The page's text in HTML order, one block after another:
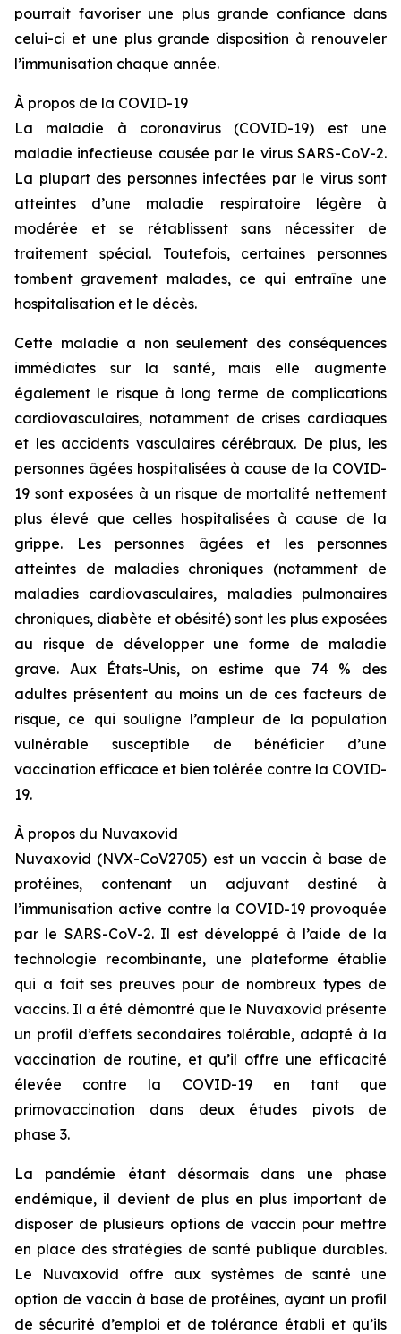
pourrait favoriser une plus grande confiance dans
celui-ci et une plus grande disposition à renouveler
l’immunisation chaque année.
À propos de la COVID-19
La maladie à coronavirus (COVID-19) est une
maladie infectieuse causée par le virus SARS-CoV-2.
La plupart des personnes infectées par le virus sont
atteintes d’une maladie respiratoire légère à
modérée et se rétablissent sans nécessiter de
traitement spécial. Toutefois, certaines personnes
tombent gravement malades, ce qui entraîne une
hospitalisation et le décès.
Cette maladie a non seulement des conséquences
immédiates sur la santé, mais elle augmente
également le risque à long terme de complications
cardiovasculaires, notamment de crises cardiaques
et les accidents vasculaires cérébraux. De plus, les
personnes âgées hospitalisées à cause de la COVID-
19 sont exposées à un risque de mortalité nettement
plus élevé que celles hospitalisées à cause de la
grippe. Les personnes âgées et les personnes
atteintes de maladies chroniques (notamment de
maladies cardiovasculaires, maladies pulmonaires
chroniques, diabète et obésité) sont les plus exposées
au risque de développer une forme de maladie
grave. Aux États-Unis, on estime que 74 % des
adultes présentent au moins un de ces facteurs de
risque, ce qui souligne l’ampleur de la population
vulnérable susceptible de bénéficier d’une
vaccination efficace et bien tolérée contre la COVID-
19.
À propos du Nuvaxovid
Nuvaxovid (NVX-CoV2705) est un vaccin à base de
protéines, contenant un adjuvant destiné à
l’immunisation active contre la COVID-19 provoquée
par le SARS-CoV-2. Il est développé à l’aide de la
technologie recombinante, une plateforme établie
qui a fait ses preuves pour de nombreux types de
vaccins. Il a été démontré que le Nuvaxovid présente
un profil d’effets secondaires tolérable, adapté à la
vaccination de routine, et qu’il offre une efficacité
élevée contre la COVID-19 en tant que
primovaccination dans deux études pivots de
phase 3.
La pandémie étant désormais dans une phase
endémique, il devient de plus en plus important de
disposer de plusieurs options de vaccin pour mettre
en place des stratégies de santé publique durables.
Le Nuvaxovid offre aux systèmes de santé une
option de vaccin à base de protéines, ayant un profil
de sécurité d’emploi et de tolérance établi et qu’ils